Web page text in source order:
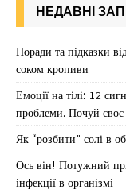
НЕДАВНІ
Поради та підказки
соком кропиви
Емоції на тілі: 12
проблеми. Почуй своє
Як “розбити” солі в
Ось він! Потужний
інфекції в організмі